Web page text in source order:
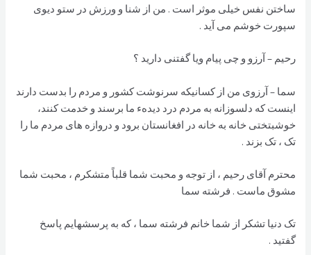
ساختن نفس خیلی موثر است . من از شنا و ورزش در ستو دیوی
سپورت خوشم می آید .
رحیم – آرزو و چی پیام ویا گفتنی دارید ؟
سما – آرزوی من از کسانیکه سرنوشت کشور و مردم را بدست دارند
اینست که دلسوزانه به مردم درد دیدهء ما برسند و خدمت کنند،
خوشبتختی خانه به خانه در افغانستان برود و دروازه های مردم ما را
تک ، تک بزند .
محترم آقای رحیم ، از توجه و محبت شما قلباً متشکرم ، محبت شما
مشوق ماست . فرشته سما
تک دنیا تشکر از شما خانم فرشته سما ، که به پرسشهایم پاسخ
گفتید .